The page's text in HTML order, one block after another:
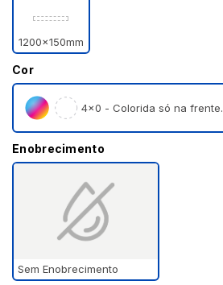
1200x150mm
Cor
4×0 - Colorida só na frente.
Enobrecimento
Sem Enobrecimento